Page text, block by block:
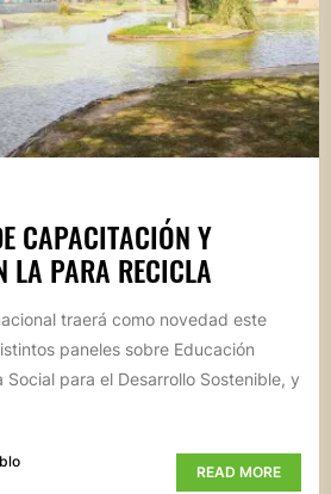
CAPACITACIÓN Y
LA PARA RECICLA
traerá como novedad este
paneles sobre Educación
para el Desarrollo Sostenible, y
READ MORE